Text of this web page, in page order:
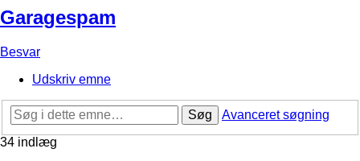
Garagespam
Besvar
Udskriv emne
Søg
Avanceret søgning
34 indlæg